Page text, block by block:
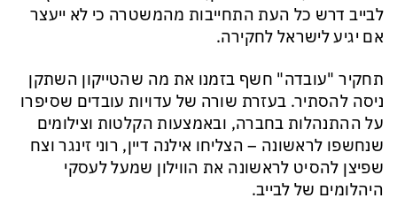
לבייב דרש כל העת התחייבות מהמשטרה כי לא ייעצר
אם יגיע לישראל לחקירה.
תחקיר "עובדה" חשף בזמנו את מה שהטייקון השתקן
ניסה להסתיר. בעזרת שורה של עדויות עובדים שסיפרו
על ההתנהלות בחברה, ובאמצעות הקלטות וצילומים
שנחשפו לראשונה – הצליחו אילנה דיין, רוני זינגר וצח
שפיצן להסיט לראשונה את הווילון שמעל לעסקי
היהלומים של לבייב.